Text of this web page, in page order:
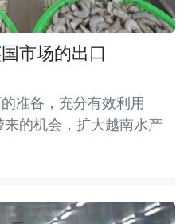
市场的出口
准备，充分有效利用
来的机会，扩大越南水产